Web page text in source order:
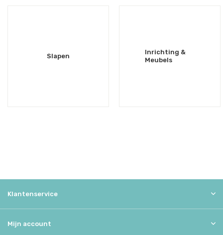
Slapen
Inrichting &
Meubels
Klantenservice
Mijn account